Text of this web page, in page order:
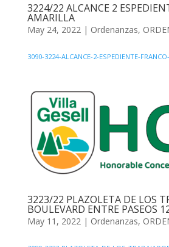
3224/22 ALCANCE 2
AMARILLA
May 24, 2022 | Ordenanzas,
3090-3224-ALCANCE-2-ESPEDIENTE-
3223/22 PLAZOLETA DE LOS
BOULEVARD ENTRE PASEOS
May 11, 2022| Ordenanzas,